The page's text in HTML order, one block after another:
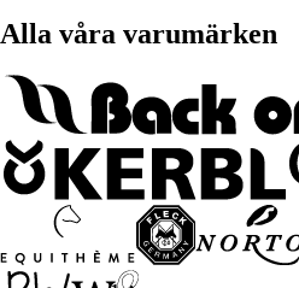
Alla våra varumärken